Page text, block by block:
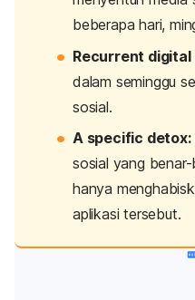
beberapa hari,
Recurrent
dalam seminggu
sosial.
A specific detox:
sosial yang
hanya
aplikasi tersebut.